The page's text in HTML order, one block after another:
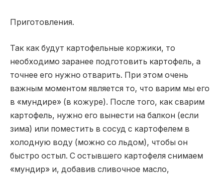
Приготовления.
Так как будут картофельные коржики, то
необходимо заранее подготовить картофель, а
точнее его нужно отварить. При этом очень
важным моментом является то, что варим мы его
в «мундире» (в кожуре). После того, как сварим
картофель, нужно его вынести на балкон (если
зима) или поместить в сосуд с картофелем в
холодную воду (можно со льдом), чтобы он
быстро остыл. С остывшего картофеля снимаем
«мундир» и, добавив сливочное масло,